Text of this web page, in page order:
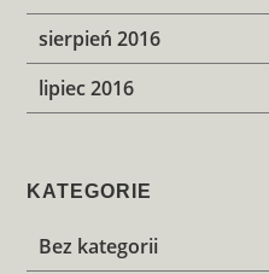
sierpień 2016
lipiec 2016
KATEGORIE
Bez kategorii